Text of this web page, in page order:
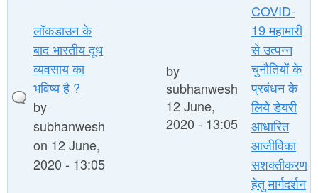
लॉकडाउन के
बाद भारतीय दूध
व्यवसाय का
भविष्य है ?
by
subhanwesh
on 12 June,
2020 - 13:05
by
subhanwesh
12 June,
2020 - 13:05
COVID-
19 महामारी
से उत्पन्न
चुनौतियों के
प्रबंधन के
लिये डेयरी
आधारित
आजीविका
सशक्तीकरण
हेतु मार्गदर्शन